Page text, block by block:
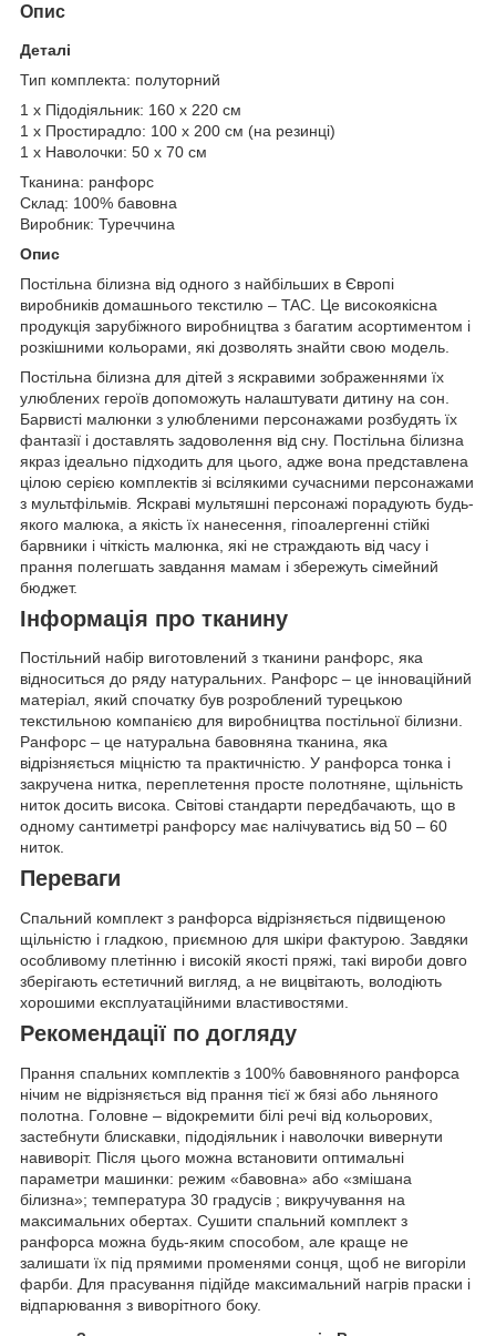
Опис
Деталі
Тип комплекта: полуторний
1 х Підодіяльник: 160 х 220 см
1 х Простирадло: 100 х 200 см (на резинці)
1 х Наволочки: 50 х 70 см
Тканина: ранфорс
Склад: 100% бавовна
Виробник: Туреччина
Опис
Постільна білизна від одного з найбільших в Європі
виробників домашнього текстилю – TAC. Це високоякісна
продукція зарубіжного виробництва з багатим асортиментом і
розкішними кольорами, які дозволять знайти свою модель.
Постільна білизна для дітей з яскравими зображеннями їх
улюблених героїв допоможуть налаштувати дитину на сон.
Барвисті малюнки з улюбленими персонажами розбудять їх
фантазії і доставлять задоволення від сну. Постільна білизна
якраз ідеально підходить для цього, адже вона представлена
цілою серією комплектів зі всілякими сучасними персонажами
з мультфільмів. Яскраві мультяшні персонажі порадують будь-
якого малюка, а якість їх нанесення, гіпоалергенні стійкі
барвники і чіткість малюнка, які не страждають від часу і
прання полегшать завдання мамам і збережуть сімейний
бюджет.
Інформація про тканину
Постільний набір виготовлений з тканини ранфорс, яка
відноситься до ряду натуральних. Ранфорс – це інноваційний
матеріал, який спочатку був розроблений турецькою
текстильною компанією для виробництва постільної білизни.
Ранфорс – це натуральна бавовняна тканина, яка
відрізняється міцністю та практичністю. У ранфорса тонка і
закручена нитка, переплетення просте полотняне, щільність
ниток досить висока. Світові стандарти передбачають, що в
одному сантиметрі ранфорсу має налічуватись від 50 – 60
ниток.
Переваги
Спальний комплект з ранфорса відрізняється підвищеною
щільністю і гладкою, приємною для шкіри фактурою. Завдяки
особливому плетінню і високій якості пряжі, такі вироби довго
зберігають естетичний вигляд, а не вицвітають, володіють
хорошими експлуатаційними властивостями.
Рекомендації по догляду
Прання спальних комплектів з 100% бавовняного ранфорса
нічим не відрізняється від прання тієї ж бязі або льняного
полотна. Головне – відокремити білі речі від кольорових,
застебнути блискавки, підодіяльник і наволочки вивернути
навиворіт. Після цього можна встановити оптимальні
параметри машинки: режим «бавовна» або «змішана
білизна»; температура 30 градусів ; викручування на
максимальних обертах. Сушити спальний комплект з
ранфорса можна будь-яким способом, але краще не
залишати їх під прямими променями сонця, щоб не вигоріли
фарби. Для прасування підійде максимальний нагрів праски і
відпарювання з виворітного боку.